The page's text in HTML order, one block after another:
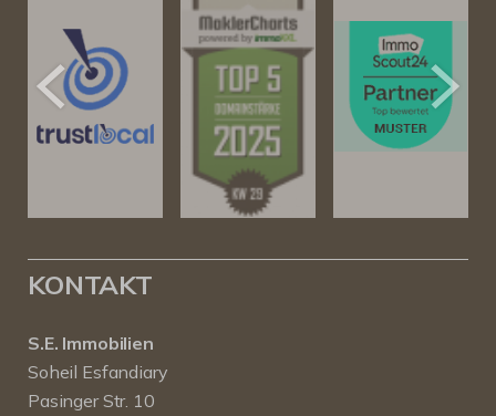
KONTAKT
S.E. Immobilien
Soheil Esfandiary
Pasinger Str. 10